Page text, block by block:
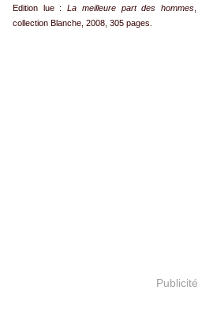
Edition lue :La meilleure part des hommes
collection Blanche, 2008, 305 pages.
Publicité